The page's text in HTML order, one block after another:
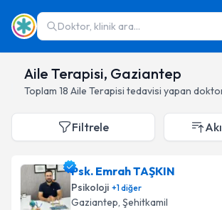
Doktor, klinik ara...
Aile Terapisi, Gaziantep
Toplam 18 Aile Terapisi tedavisi yapan
Filtrele
Psk. Emrah TAŞKIN
Psikoloji +1diğer
Gaziantep, Şehitkamil